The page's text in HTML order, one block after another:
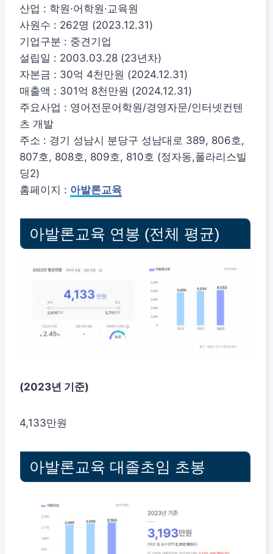
산업 : 학원·어학원·교육원
사원수 : 262명 (2023.12.31)
기업구분 : 중견기업
설립일 : 2003.03.28 (23년차)
자본금 : 30억 4천만원 (2024.12.31)
매출액 : 301억 8천만원 (2024.12.31)
주요사업 : 영어전문어학원/경영자문/인터넷컨텐
츠 개발
주소 : 경기 성남시 분당구 성남대로 389, 806호,
807호, 808호, 809호, 810호 (정자동,폴라리스빌
딩2)
홈페이지 : 아발론교육
아발론교육 연봉 (전체 평균)
(2023년 기준)
4,133만원
아발론교육 대졸초임 초봉